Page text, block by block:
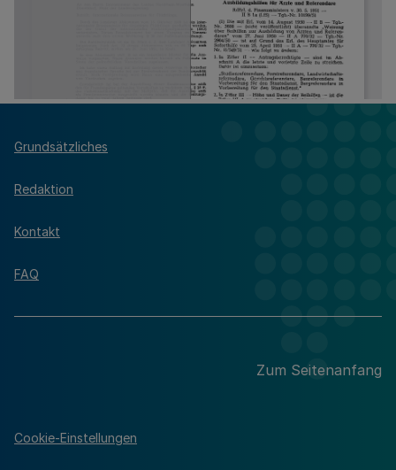
Grundsätzliches
Redaktion
Kontakt
FAQ
Zum Seitenanfang
Cookie-Einstellungen